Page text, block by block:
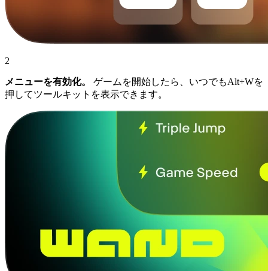
2
メニューを有効化。
ゲームを開始したら、いつでもAlt+Wを
押してツールキットを表示できます。